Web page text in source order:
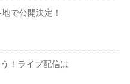
で公開決定！
！ライブ配信は